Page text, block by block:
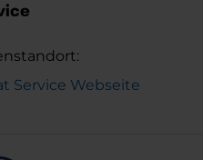
Service Webseite